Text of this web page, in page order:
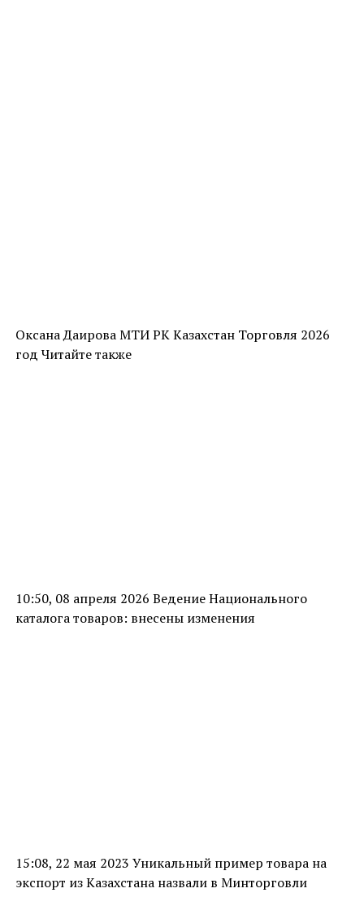
Оксана Даирова МТИ РК Казахстан Торговля 2026
год Читайте также
10:50, 08 апреля 2026 Ведение Национального
каталога товаров: внесены изменения
15:08, 22 мая 2023 Уникальный пример товара на
экспорт из Казахстана назвали в Минторговли